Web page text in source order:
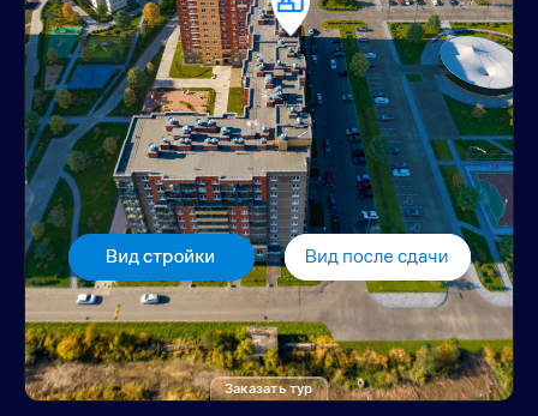
Заказать тур